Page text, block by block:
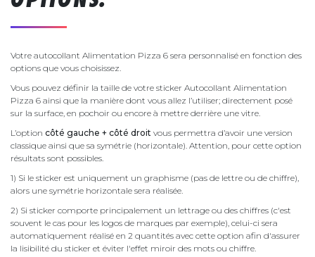
Votre autocollant Alimentation Pizza 6 sera personnalisé en fonction des
options que vous choisissez.
Vous pouvez définir la taille de votre sticker Autocollant Alimentation
Pizza 6 ainsi que la manière dont vous allez l’utiliser; directement posé
sur la surface, en pochoir ou encore à mettre derrière une vitre.
L’option côté gauche + côté droit vous permettra d’avoir une version
classique ainsi que sa symétrie (horizontale). Attention, pour cette option
résultats sont possibles.
1) Si le sticker est uniquement un graphisme (pas de lettre ou de chiffre),
alors une symétrie horizontale sera réalisée.
2) Si sticker comporte principalement un lettrage ou des chiffres (c'est
souvent le cas pour les logos de marques par exemple), celui-ci sera
automatiquement réalisé en 2 quantités avec cette option afin d'assurer
la lisibilité du sticker et éviter l'effet miroir des mots ou chiffre.